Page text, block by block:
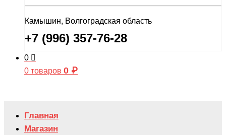
Камышин, Волгоградская область
+7 (996) 357-76-28
0
0 товаров 0 ₽
Главная
Магазин